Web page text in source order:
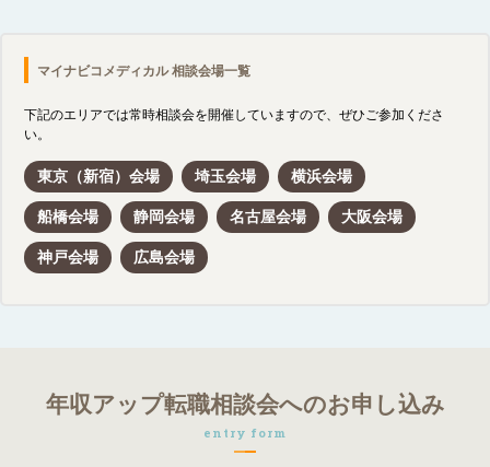
マイナビコメディカル 相談会場一覧
下記のエリアでは常時相談会を開催していますので、ぜひご参加くださ
い。
東京（新宿）会場 埼玉会場 横浜会場
船橋会場 静岡会場 名古屋会場 大阪会場
神戸会場 広島会場
年収アップ転職相談会へのお申し込み
entry form